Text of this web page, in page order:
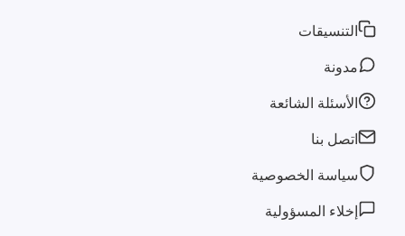
التنسيقات
مدونة
الأسئلة الشائعة
اتصل بنا
سياسة الخصوصية
إخلاء المسؤولية